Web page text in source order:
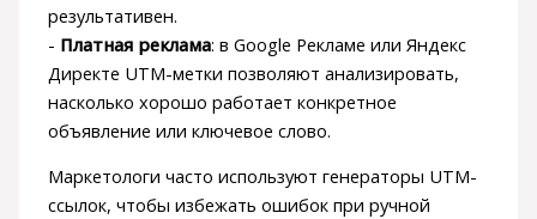
результативен.
- Платная реклама: в Google Рекламе или Яндекс
Директе UTM-метки позволяют анализировать,
насколько хорошо работает конкретное
объявление или ключевое слово.
Маркетологи часто используют генераторы UTM-
ссылок, чтобы избежать ошибок при ручной